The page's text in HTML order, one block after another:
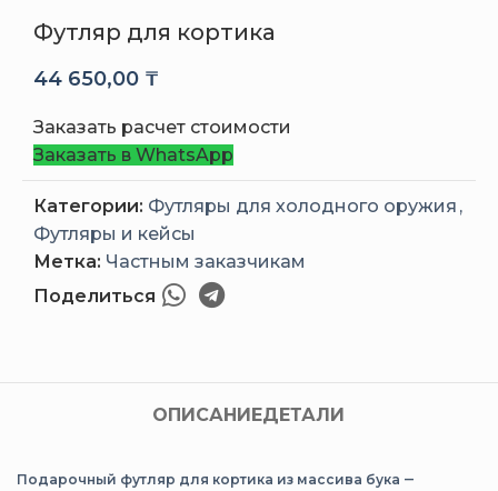
Футляр для кортика
44 650,00 ₸
Заказать расчет стоимости
Заказать в WhatsApp
Категории: Футляры для холодного оружия ,
Футляры и кейсы
Метка: Частным заказчикам
Поделиться
ОПИСАНИЕДЕТАЛИ
Подарочный футляр для кортика из массива бука –